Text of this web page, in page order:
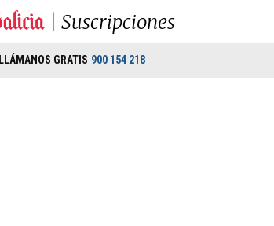
Suscripciones
LLÁMANOS GRATIS 900 154 218